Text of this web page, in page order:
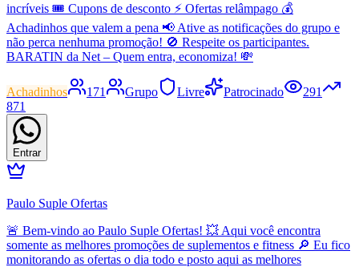
incríveis 🎟️ Cupons de desconto ⚡ Ofertas relâmpago 💰
Achadinhos que valem a pena 📢 Ative as notificações do grupo e
não perca nenhuma promoção! 🚫 Respeite os participantes.
BARATIN da Net – Quem entra, economiza! 💸
Achadinhos 171 Grupo Livre Patrocinado
291
871
Entrar
Paulo Suple Ofertas
🚨 Bem-vindo ao Paulo Suple Ofertas! 💥 Aqui você encontra
somente as melhores promoções de suplementos e fitness 🔎 Eu fico
monitorando as ofertas o dia todo e posto aqui as melhores